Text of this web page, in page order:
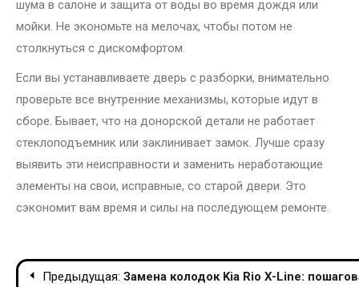
шума в салоне и защита от воды во время дождя или
мойки. Не экономьте на мелочах, чтобы потом не
столкнуться с дискомфортом.
Если вы устанавливаете дверь с разборки, внимательно
проверьте все внутренние механизмы, которые идут в
сборе. Бывает, что на донорской детали не работает
стеклоподъемник или заклинивает замок. Лучше сразу
выявить эти неисправности и заменить неработающие
элементы на свои, исправные, со старой двери. Это
сэкономит вам время и силы на последующем ремонте.
Навигация
Предыдущая: Замена колодок Kia Rio X-Line: